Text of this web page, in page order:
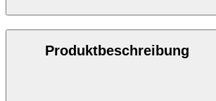
Produktbeschreibung